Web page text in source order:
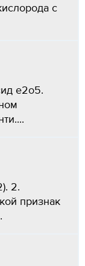
с
е2о5.
2.
признак